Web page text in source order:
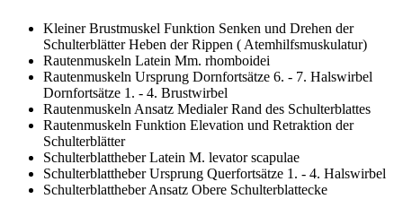
Kleiner Brustmuskel Funktion Senken und Drehen der
Schulterblätter Heben der Rippen ( Atemhilfsmuskulatur)
Rautenmuskeln Latein Mm. rhomboidei
Rautenmuskeln Ursprung Dornfortsätze 6. - 7. Halswirbel
Dornfortsätze 1. - 4. Brustwirbel
Rautenmuskeln Ansatz Medialer Rand des Schulterblattes
Rautenmuskeln Funktion Elevation und Retraktion der
Schulterblätter
Schulterblattheber Latein M. levator scapulae
Schulterblattheber Ursprung Querfortsätze 1. - 4. Halswirbel
Schulterblattheber Ansatz Obere Schulterblattecke